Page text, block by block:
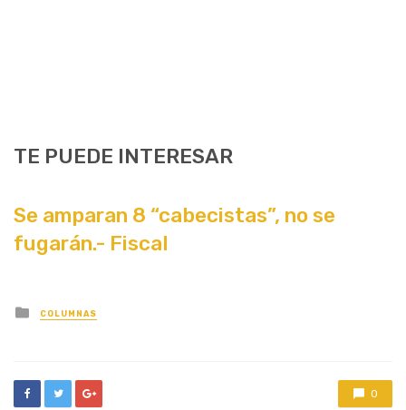
TE PUEDE INTERESAR
Se amparan 8 “cabecistas”, no se
fugarán.- Fiscal
Posted
in
COLUMNAS
0